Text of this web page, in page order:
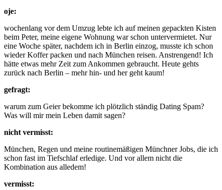
oje:
wochenlang vor dem Umzug lebte ich auf meinen gepackten Kisten
beim Peter, meine eigene Wohnung war schon untervermietet. Nur
eine Woche später, nachdem ich in Berlin einzog, musste ich schon
wieder Koffer packen und nach München reisen. Anstrengend! Ich
hätte etwas mehr Zeit zum Ankommen gebraucht. Heute gehts
zurück nach Berlin – mehr hin- und her geht kaum!
gefragt:
warum zum Geier bekomme ich plötzlich ständig Dating Spam?
Was will mir mein Leben damit sagen?
nicht vermisst:
München, Regen und meine routinemäßigen Münchner Jobs, die ich
schon fast im Tiefschlaf erledige. Und vor allem nicht die
Kombination aus alledem!
vermisst: